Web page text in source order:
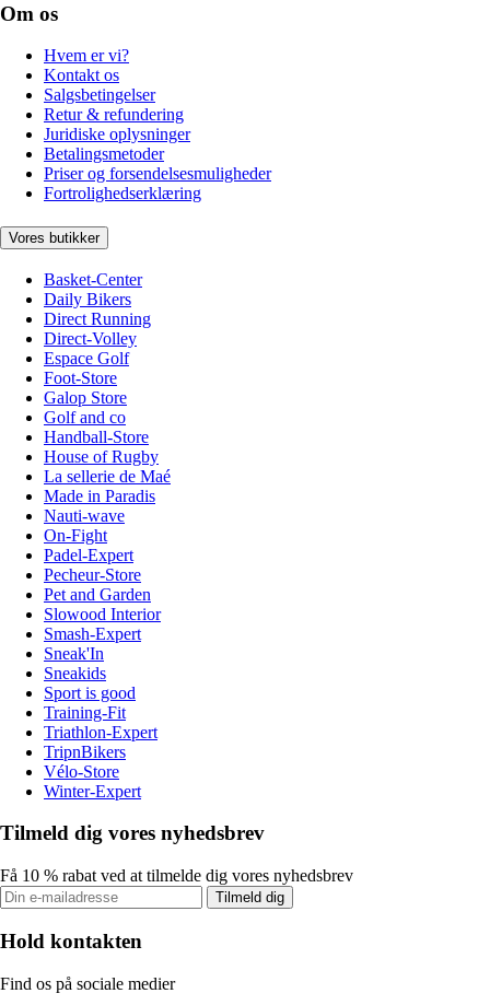
Om os
Hvem er vi?
Kontakt os
Salgsbetingelser
Retur & refundering
Juridiske oplysninger
Betalingsmetoder
Priser og forsendelsesmuligheder
Fortrolighedserklæring
Vores butikker
Basket-Center
Daily Bikers
Direct Running
Direct-Volley
Espace Golf
Foot-Store
Galop Store
Golf and co
Handball-Store
House of Rugby
La sellerie de Maé
Made in Paradis
Nauti-wave
On-Fight
Padel-Expert
Pecheur-Store
Pet and Garden
Slowood Interior
Smash-Expert
Sneak'In
Sneakids
Sport is good
Training-Fit
Triathlon-Expert
TripnBikers
Vélo-Store
Winter-Expert
Tilmeld dig vores nyhedsbrev
Få 10 % rabat ved at tilmelde dig vores nyhedsbrev
Tilmeld dig
Hold kontakten
Find os på sociale medier